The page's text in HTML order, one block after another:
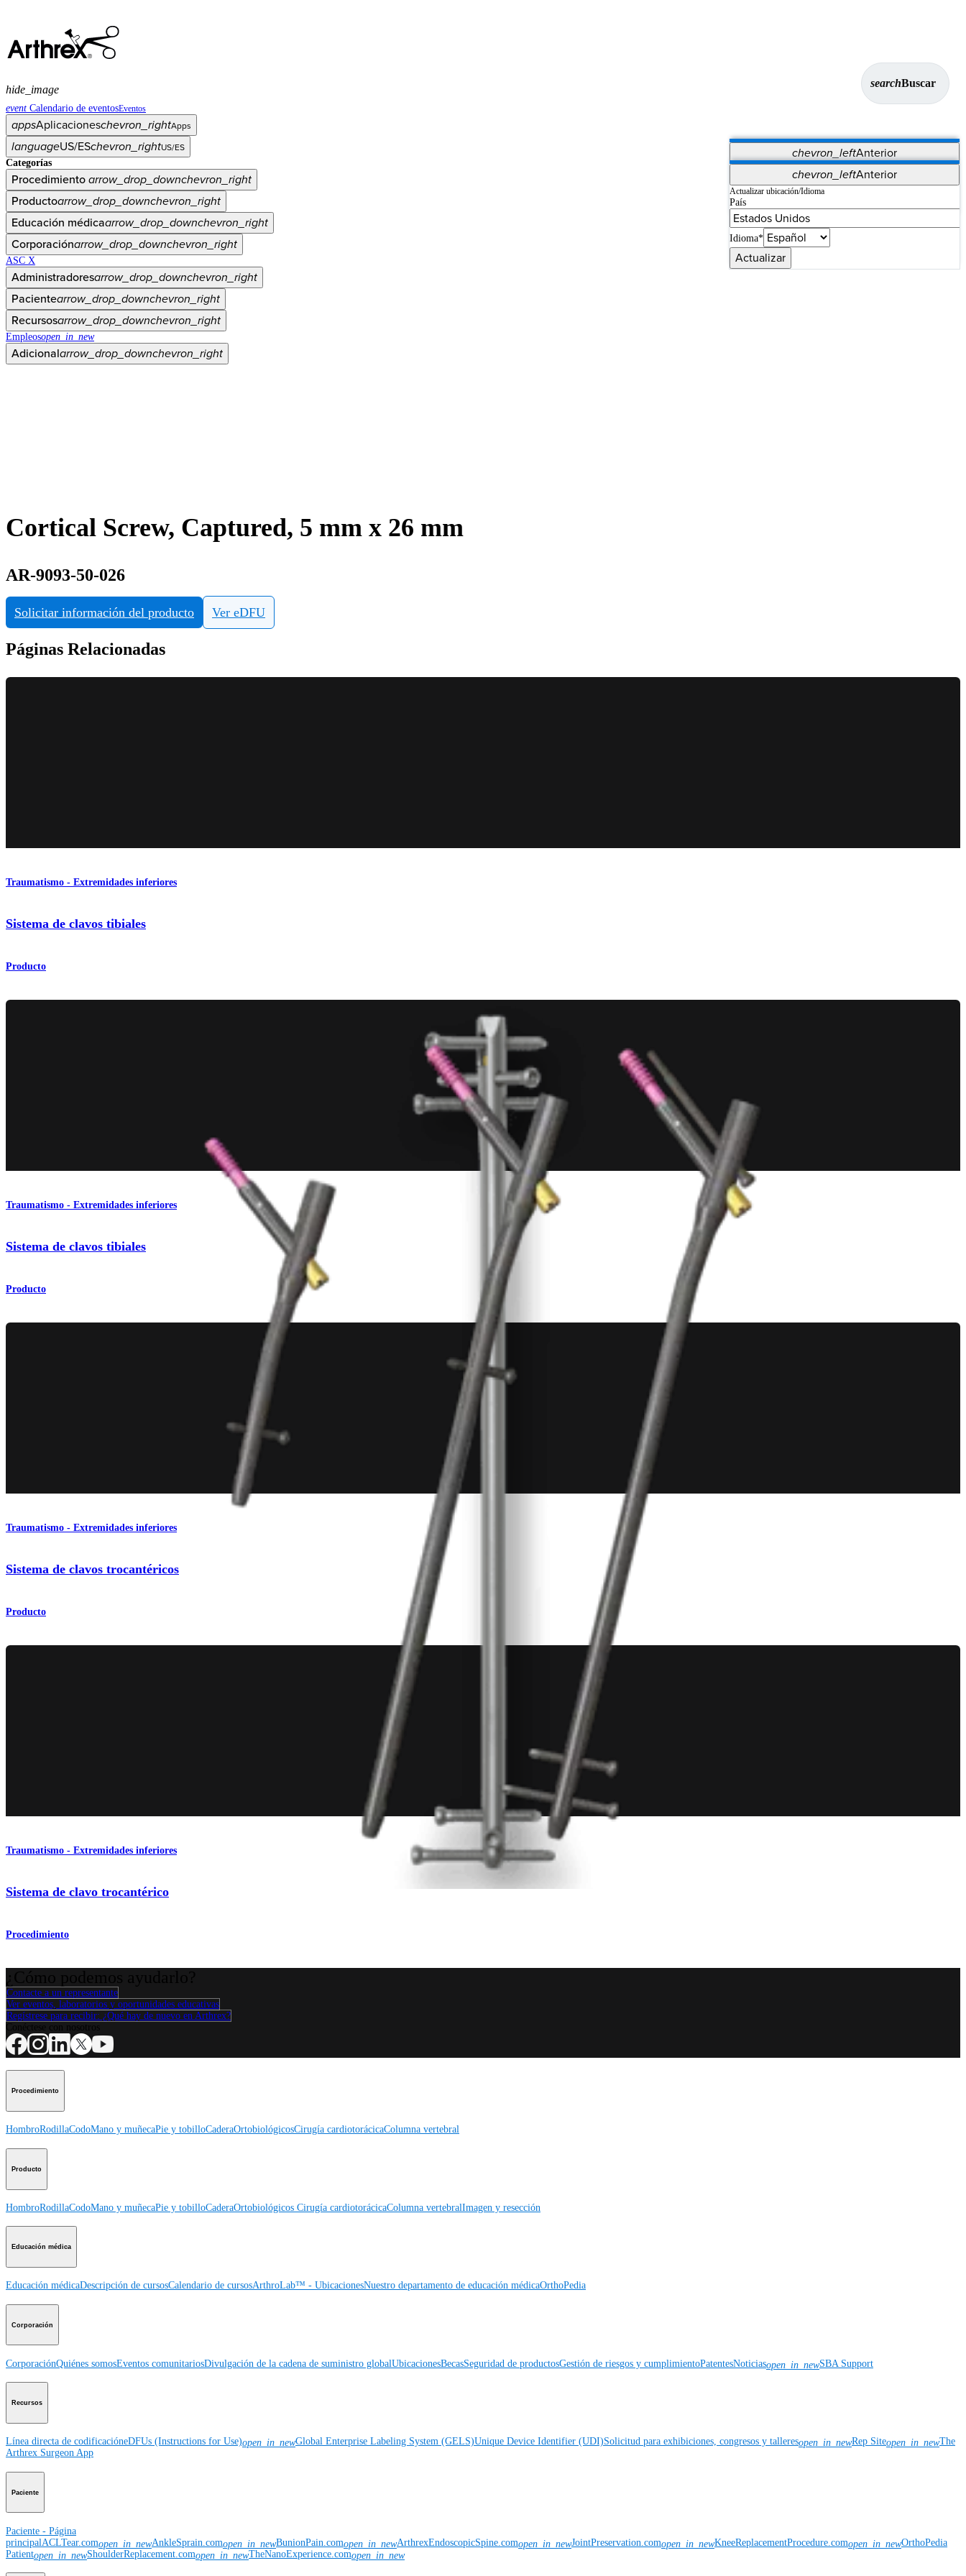
searchBuscar
event Calendario de eventosEventos
appsAplicacioneschevron_rightApps
chevron_leftAnterior
Vet Systems OrthoPedia Patient
Supplier Portal
Synergy Imaging & Resection
languageUS/ESchevron_rightUS/ES
chevron_leftAnterior
Actualizar ubicación/Idioma
País
Idioma*
Actualizar
Categorías
Procedimientoarrow_drop_downchevron_right
Productoarrow_drop_downchevron_right
Educación médicaarrow_drop_downchevron_right
Corporaciónarrow_drop_downchevron_right
ASC X
Administradoresarrow_drop_downchevron_right
Pacientearrow_drop_downchevron_right
Recursosarrow_drop_downchevron_right
Empleosopen_in_new
Adicionalarrow_drop_downchevron_right
hide_image
Cortical Screw, Captured, 5 mm x 26 mm
AR-9093-50-026
Solicitar información del producto Ver eDFU
Páginas Relacionadas
Traumatismo - Extremidades inferiores
Sistema de clavos tibiales
Producto
Traumatismo - Extremidades inferiores
Sistema de clavos tibiales
Producto
Traumatismo - Extremidades inferiores
Sistema de clavos trocantéricos
Producto
Traumatismo - Extremidades inferiores
Sistema de clavo trocantérico
Procedimiento
Contacte a un representante
Ver eventos, laboratorios y oportunidades educativas
Regístrese para recibir: ¿Qué hay de nuevo en Arthrex?
Procedimiento
HombroRodillaCodoMano y muñecaPie y tobilloCaderaOrtobiológicosCirugía cardiotorácicaColumna vertebral
Producto
HombroRodillaCodoMano y muñecaPie y tobilloCaderaOrtobiológicos Cirugía cardiotorácicaColumna vertebralImagen y resección
Educación médica
Educación médicaDescripción de cursosCalendario de cursosArthroLab™ - UbicacionesNuestro departamento de educación médicaOrthoPedia
Corporación
CorporaciónQuiénes somosEventos comunitariosDivulgación de la cadena de suministro globalUbicacionesBecasSeguridad de productosGestión de riesgos y cumplimientoPatentesNoticiasopen_in_newSBA Support
Recursos
Línea directa de codificacióneDFUs (Instructions for Use)open_in_newGlobal Enterprise Labeling System (GELS)Unique Device Identifier (UDI)Solicitud para exhibiciones, congresos y talleresopen_in_newRep Siteopen_in_newThe
Arthrex Surgeon App
Paciente
Paciente - Página
principal ACLTear.comopen_in_newAnkleSprain.comopen_in_newBunionPain.comopen_in_newArthrexEndoscopicSpine.comopen_in_newJointPreservation.comopen_in_newKneeReplacementProcedure.comopen_in_newOrthoPedia
Patientopen_in_newShoulderReplacement.comopen_in_newTheNanoExperience.comopen_in_new